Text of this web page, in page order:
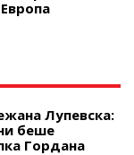
Лупевска:
беше
Гордана